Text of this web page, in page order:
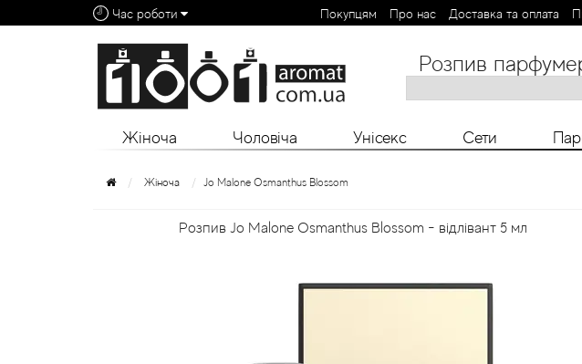
Час роботи Покупцям Про нас Доставка та оплата
Алфавітний покажчик: 0 - 9 A B C D F G H M N O P R S T V X
Розпив
Жіноча Чоловіча Унісекс Сети
Жіноча Jo Malone Osmanthus Blossom
Розпив Jo Malone Osmanthus Blossom - відлівант 5 мл